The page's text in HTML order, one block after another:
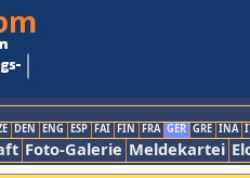
DEN ENG ESP FAI FIN FRA GER GRE INA
Foto-Galerie Meldekartei